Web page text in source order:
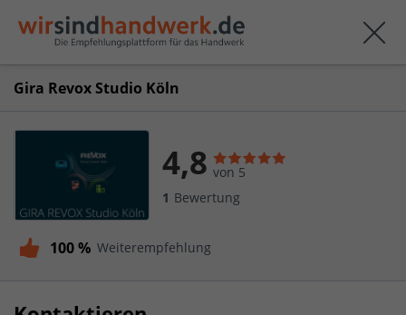
Gira Revox Studio Köln
4,8 von 5
1 Bewertung
100 % Weiterempfehlung